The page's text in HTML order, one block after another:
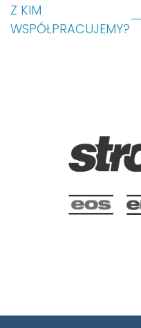
Z KIM
WSPÓŁPRACUJEMY?